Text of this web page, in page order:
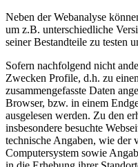
Neben der Webanalyse
um z.B. unterschiedliche
seiner Bestandteile zu testen
Sofern nachfolgend nicht
Zwecken Profile, d.h. zu
zusammengefasste Daten
Browser, bzw. in einem
ausgelesen werden. Zu den
insbesondere besuchte
technische Angaben, wie der
Computersystem sowie